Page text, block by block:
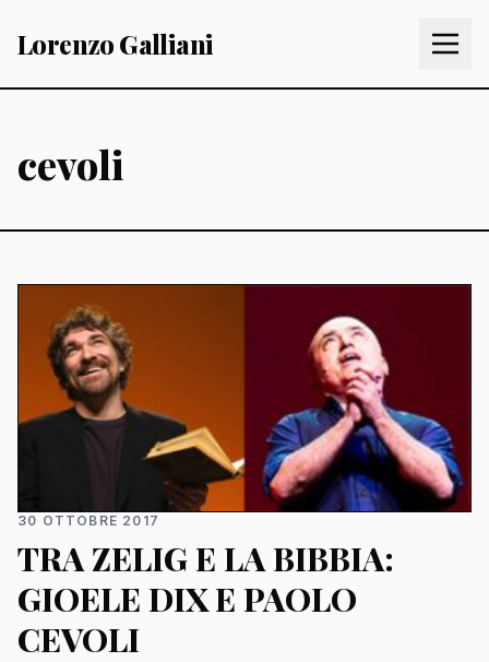
Lorenzo Galliani
cevoli
30 OTTOBRE 2017
TRA ZELIG E LA BIBBIA:
GIOELE DIX E PAOLO
CEVOLI